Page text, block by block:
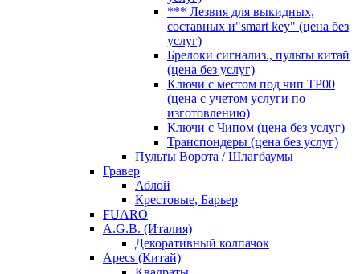
*** Лезвия для выкидных,
составных и"smart key" (цена без
услуг)
Брелоки сигнализ., пульты китай
(цена без услуг)
Ключи с местом под чип TP00
(цена с учетом услуги по
изготовлению)
Ключи с Чипом (цена без услуг)
Транспондеры (цена без услуг)
Пульты Ворота / Шлагбаумы
Гравер
Аблой
Крестовые, Барьер
FUARO
A.G.B. (Италия)
Декоративный колпачок
Apecs (Китай)